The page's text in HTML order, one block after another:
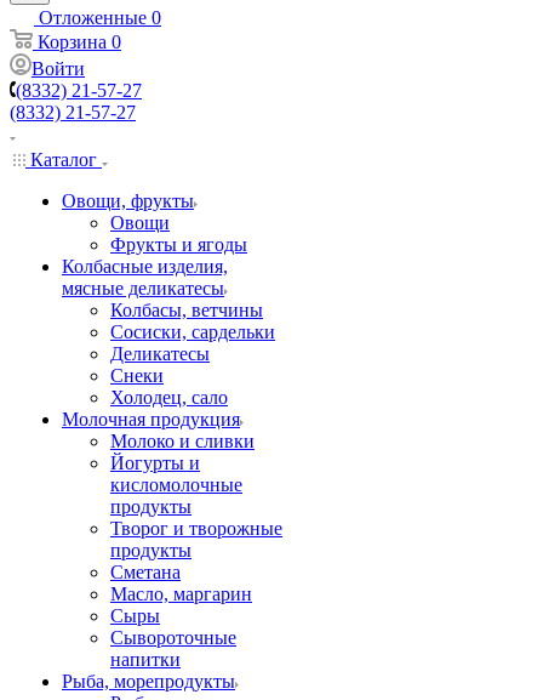
Отложенные 0
Корзина 0
Войти
(8332) 21-57-27
(8332) 21-57-27
Каталог
Овощи, фрукты
Овощи
Фрукты и ягоды
Колбасные изделия,
мясные деликатесы
Колбасы, ветчины
Сосиски, сардельки
Деликатесы
Снеки
Холодец, сало
Молочная продукция
Молоко и сливки
Йогурты и
кисломолочные
продукты
Творог и творожные
продукты
Сметана
Масло, маргарин
Сыры
Сывороточные
напитки
Рыба, морепродукты